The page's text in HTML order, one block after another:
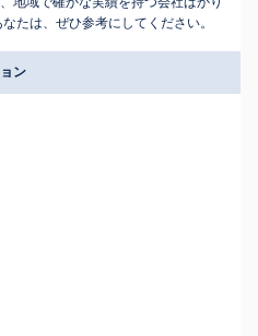
たは、ぜひ参考にしてください。
ン